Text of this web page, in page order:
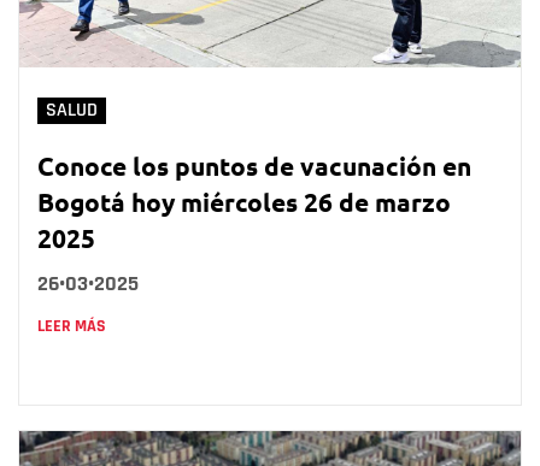
SALUD
Conoce los puntos de vacunación en
Bogotá hoy miércoles 26 de marzo
2025
26•03•2025
LEER MÁS